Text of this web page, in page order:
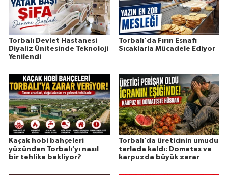
Torbalı Devlet Hastanesi
Diyaliz Ünitesinde Teknoloji
Yenilendi
Torbalı'da Fırın Esnafı
Sıcaklarla Mücadele Ediyor
Kaçak hobi bahçeleri
yüzünden Torbalı’yı nasıl
bir tehlike bekliyor?
Torbalı’da üreticinin umudu
tarlada kaldı: Domates ve
karpuzda büyük zarar